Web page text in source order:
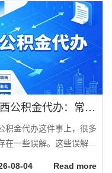
陕西公积金代办：常见误区
积金代办这件事上，很多
在一些误解。这些误解可
08-04 Read more